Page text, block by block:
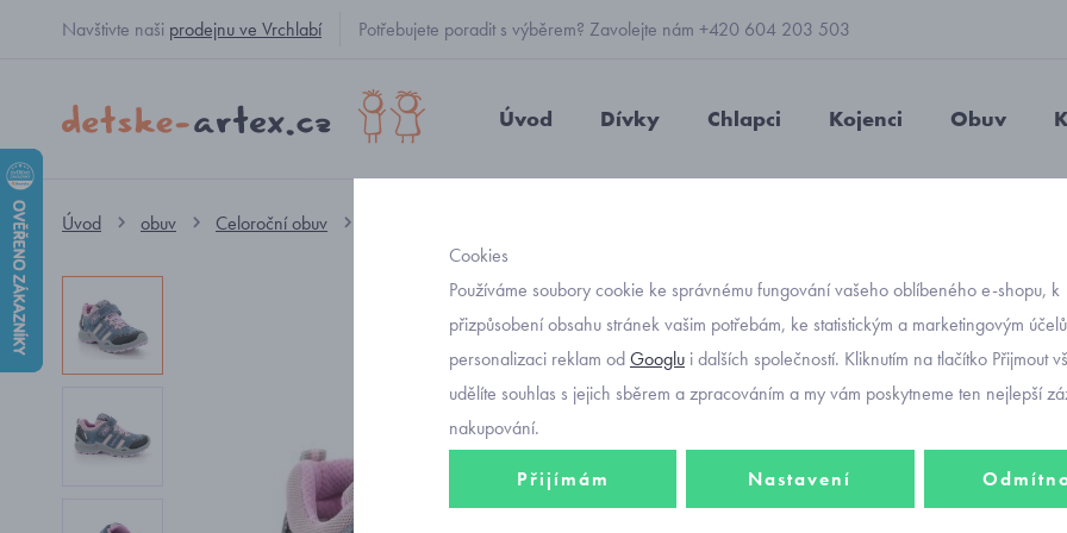
Navštivte naši prodejnu ve Vrchlabí Potřebujete poradit s výběrem? Zavolejte nám +420 604 203 503
Úvod Dívky Chlapci Kojenci Obuv
Úvod obuv Celoroční obuv
Objednávací
1 748
Cookies
Používáme soubory cookie ke správnému fungování vašeho oblíbeného e-shopu, k
přizpůsobení obsahu stránek vašim potřebám, ke statistickým a marketingovým
personalizaci reklam odGooglu i dalších společností. Kliknutím na tlačítko Přijmout
udělíte souhlas s jejich sběrem a zpracováním a my vám poskytneme ten nejlepší
nakupování.
Přijímám Nastavení